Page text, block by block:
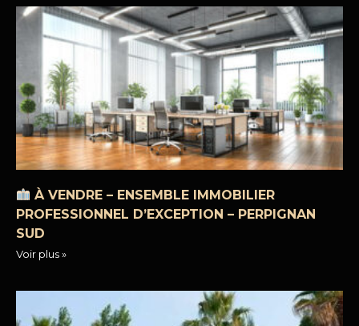
À VENDRE – ENSEMBLE IMMOBILIER
PROFESSIONNEL D’EXCEPTION – PERPIGNAN
SUD
Voir plus »